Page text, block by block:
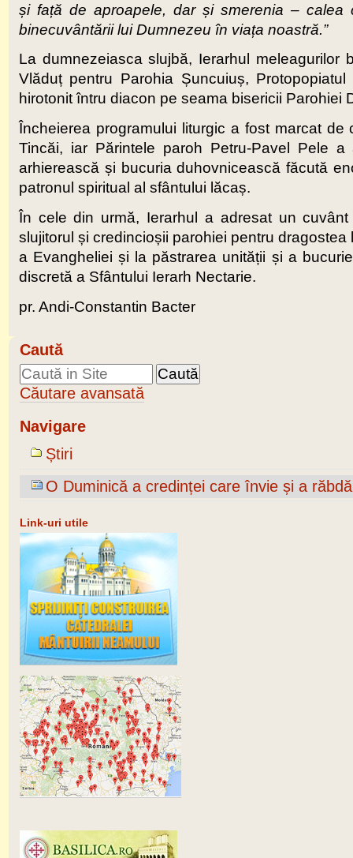
și față de aproapele, dar și smerenia –
binecuvântării lui Dumnezeu în viața noastră.”
La dumnezeiasca slujbă, Ierarhul meleagurilor
Vlăduț pentru Parohia Șuncuiuș,
hirotonit întru diacon pe seama bisericii Parohiei
Încheierea programului liturgic a fost marcat
Tincăi, iar Părintele paroh Petru-Pavel Pele
arhierească și bucuria duhovnicească făcută
patronul spiritual al sfântului lăcaș.
În cele din urmă, Ierarhul a adresat un
slujitorul și credincioșii parohiei pentru
a Evangheliei și la păstrarea unității și a
discretă a Sfântului Ierarh Nectarie.
pr. Andi-Constantin Bacter
Caută
Căutare avansată
Navigare
Știri
O Duminică a credinței care învie și a
Link-uri utile